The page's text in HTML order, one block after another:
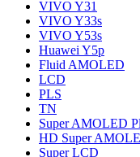
VIVO Y31
VIVO Y33s
VIVO Y53s
Huawei Y5p
Fluid AMOLED
LCD
PLS
TN
Super AMOLED
HD Super
Super LCD